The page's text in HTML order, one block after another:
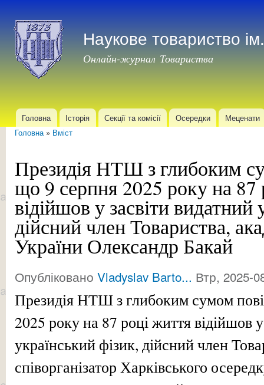
Наукове товариство
Онлайн-журнал Товариства
Головне меню
Головна Історія Секції та комісії Осередки Меценати
Головна» Вміст
Президія НТШ з глибоким
що 9 серпня 2025 року на 87
відійшов у засвіти видатний
дійсний член Товариства,
України Олександр Бакай
Опубліковано Vladyslav Barto... Втр, 2025-
Президія НТШ з глибоким сумом
2025 року на 87 році життя відійшов
український фізик, дійсний член
співорганізатор Харківського